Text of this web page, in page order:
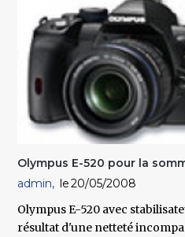
Olympus E-520 pour la
admin
20/05/2008
Olympus E-520 avec
résultat d'une netteté